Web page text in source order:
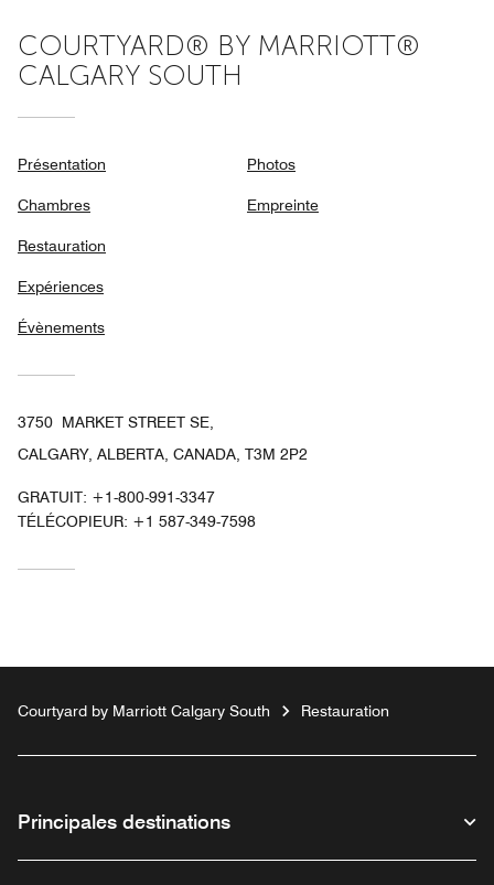
COURTYARD® BY MARRIOTT®
CALGARY SOUTH
Présentation
Chambres
Restauration
Expériences
Évènements
Photos
Empreinte
3750 MARKET STREET SE,
CALGARY, ALBERTA, CANADA, T3M 2P2
GRATUIT: +1-800-991-3347
TÉLÉCOPIEUR: +1 587-349-7598
Courtyard by Marriott Calgary South Restauration
Principales destinations